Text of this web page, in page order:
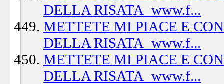
DELLA RISATA_www.f...
METTETE MI PIACE E
DELLA RISATA_www.f...
METTETE MI PIACE E
DELLA RISATA_www.f...